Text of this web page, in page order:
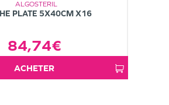
ALGOSTERIL
PLATE 5X40CM X16
84,74€
ACHETER